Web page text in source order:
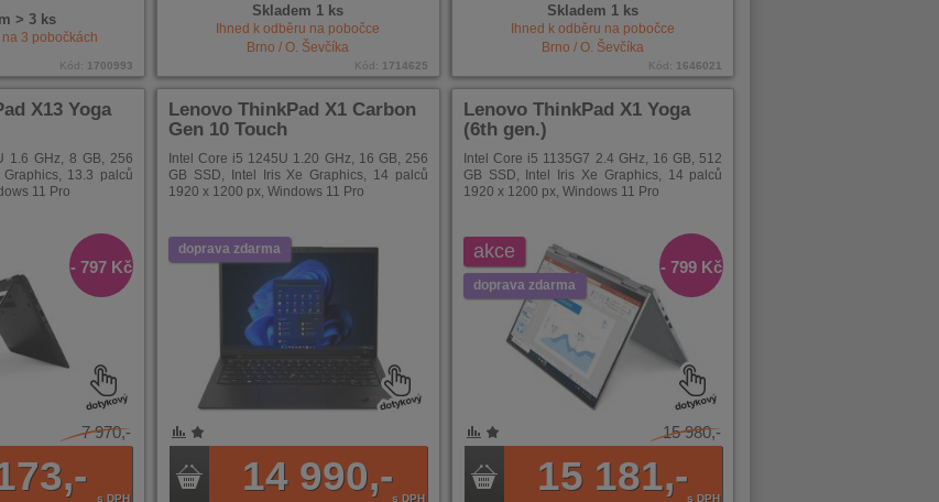
> 3 ks
na3 pobočkách
Kód: 1700993
Skladem 1 ks
Ihned k odběru na pobočce
Brno / O. Ševčíka
Kód: 1714625
Skladem 1 ks
Ihned k odběru na pobočce
Brno / O. Ševčíka
Kód: 1646021
X13 Yoga
1.6 GHz, 8 GB, 256
13.3 palců
11 Pro
- 797 Kč
7 970,-
s DPH
Lenovo ThinkPad X1 Carbon
Gen 10 Touch
Intel Core i5 1245U 1.20 GHz, 16 GB, 256
GB SSD, Intel Iris Xe Graphics, 14 palců
1920 x 1200 px, Windows 11 Pro
doprava zdarma
14 990,-s DPH
Lenovo ThinkPad X1 Yoga
(6th gen.)
Intel Core i5 1135G7 2.4 GHz, 16 GB, 512
GB SSD, Intel Iris Xe Graphics, 14 palců
1920 x 1200 px, Windows 11 Pro
akce
doprava zdarma
- 799 Kč
15 980,-
15 181,-s DPH